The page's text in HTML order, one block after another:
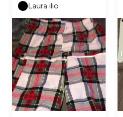
Laura ilio